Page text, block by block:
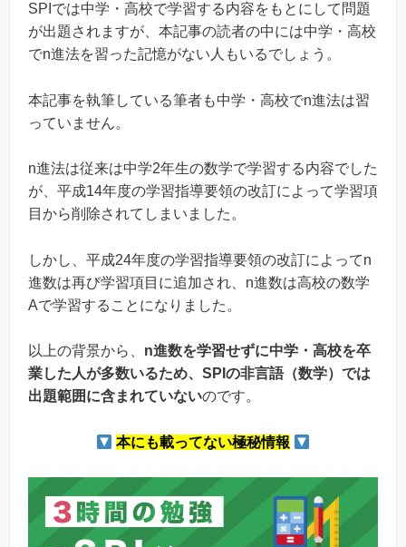
SPIでは中学・高校で学習する内容をもとにして問題
が出題されますが、本記事の読者の中には中学・高校
でn進法を習った記憶がない人もいるでしょう。
本記事を執筆している筆者も中学・高校でn進法は習
っていません。
n進法は従来は中学2年生の数学で学習する内容でした
が、平成14年度の学習指導要領の改訂によって学習項
目から削除されてしまいました。
しかし、平成24年度の学習指導要領の改訂によってn
進数は再び学習項目に追加され、n進数は高校の数学
Aで学習することになりました。
以上の背景から、 n進数を学習せずに中学・高校を卒
業した人が多数いるため、SPIの非言語（数学）では
出題範囲に含まれていないのです。
本にも載ってない極秘情報